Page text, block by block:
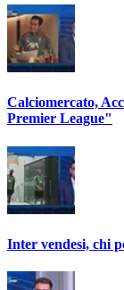
Calciomercato,
Premier League"
Inter vendesi, chi